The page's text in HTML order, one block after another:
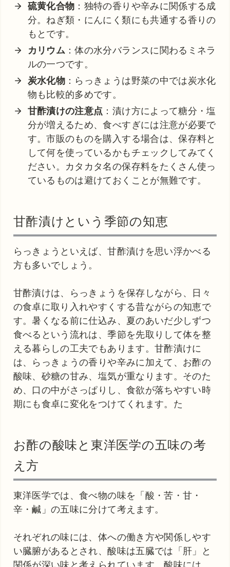
硫黄化合物 ：独特の香りや辛みに関係する成
分。ねぎ類・にんにく類にも共通する香りの
もとです。
カリウム ：体の水分バランスに関わるミネラ
ルの一つです。
炭水化物 ：らっきょうは野菜の中では炭水化
物も比較的多めです。
甘酢漬けの注意点 ：漬け方によって糖分・塩
分が増えるため、食べすぎには注意が必要で
す。市販のものを購入する場合は、保存料と
して何を使っているかもチェックしてみてく
ださい。カタカタ名の保存料をたくさん使っ
ているものは避けておくことが無難です。
甘酢漬けという季節の知恵
らっきょうといえば、甘酢漬けを思い浮かべる
方も多いでしょう。
甘酢漬けは、らっきょうを保存しながら、日々
の食卓に取り入れやすくする昔ながらの知恵で
す。暑くなる前に仕込み、夏のあいだ少しずつ
食べるという流れは、季節を先取りして体を整
える暮らしの工夫でもあります。甘酢漬けに
は、らっきょうの香りや辛みに加えて、お酢の
酸味、砂糖の甘み、塩気が重なります。そのた
め、口の中がさっぱりし、食欲が落ちやすい時
期にも食卓に変化をつけてくれます。た
お酢の酸味と東洋医学の五味の考
え方
東洋医学では、食べ物の味を「酸・苦・甘・
辛・鹹」の五味に分けて考えます。
それぞれの味には、体への働き方や関係しやす
い臓腑があるとされ、酸味は五臓では「肝」と
関係が深い味と考えられています。酸味には、